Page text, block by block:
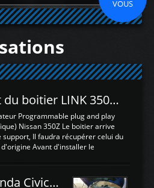
VOUS
Test du boitier LINK 350Z Plugin ECU
Programmable plug and play
Nissan 350Z Le boitier arrive
support, Il faudra récupérer celui du
Avant d'installer le
l'information de la large bande
Préparation Honda Civic Type R FK2